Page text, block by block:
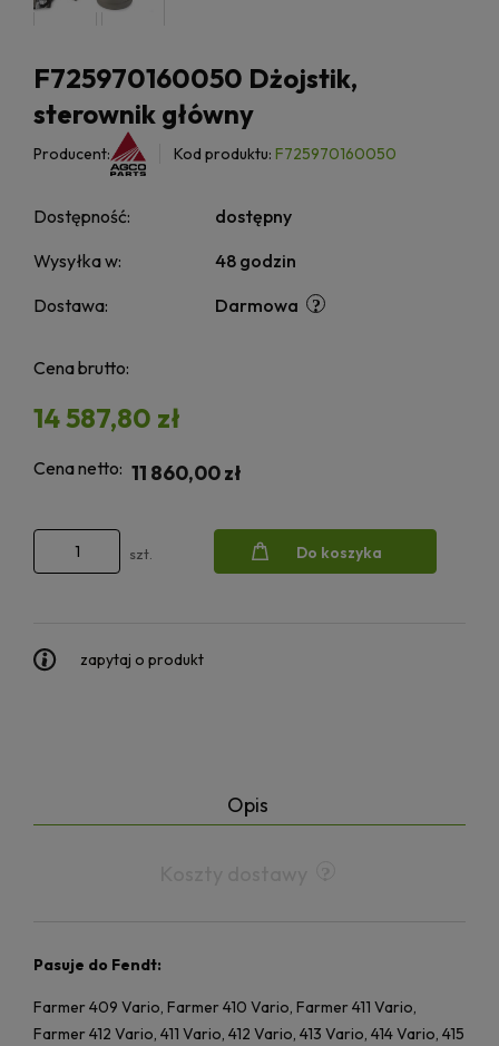
F725970160050 Dżojstik,
sterownik główny
Producent: Kod produktu: F725970160050
Dostępność:
dostępny
Wysyłka w:
48 godzin
Dostawa:
Darmowa
Cena brutto:
14 587,80 zł
Cena netto: 11 860,00 zł
szt. Do koszyka
zapytaj o produkt
Opis
Pasuje do Fendt:
Farmer 409 Vario, Farmer 410 Vario, Farmer 411 Vario,
Farmer 412 Vario, 411 Vario, 412 Vario, 413 Vario, 414 Vario, 415